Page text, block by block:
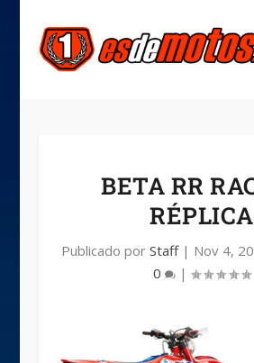
BETA RR
RÉPLICA
Publicado porStaff| Nov 4,
0
|